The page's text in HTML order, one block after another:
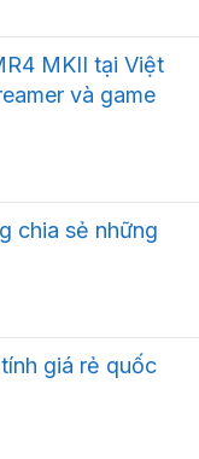
MKII tại Việt
và game
chia sẻ những
giá rẻ quốc